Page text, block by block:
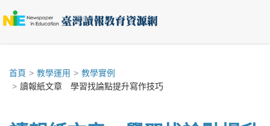
首頁 教學運用
教學實例
讀報紙文章 學習找論點提升寫作技巧